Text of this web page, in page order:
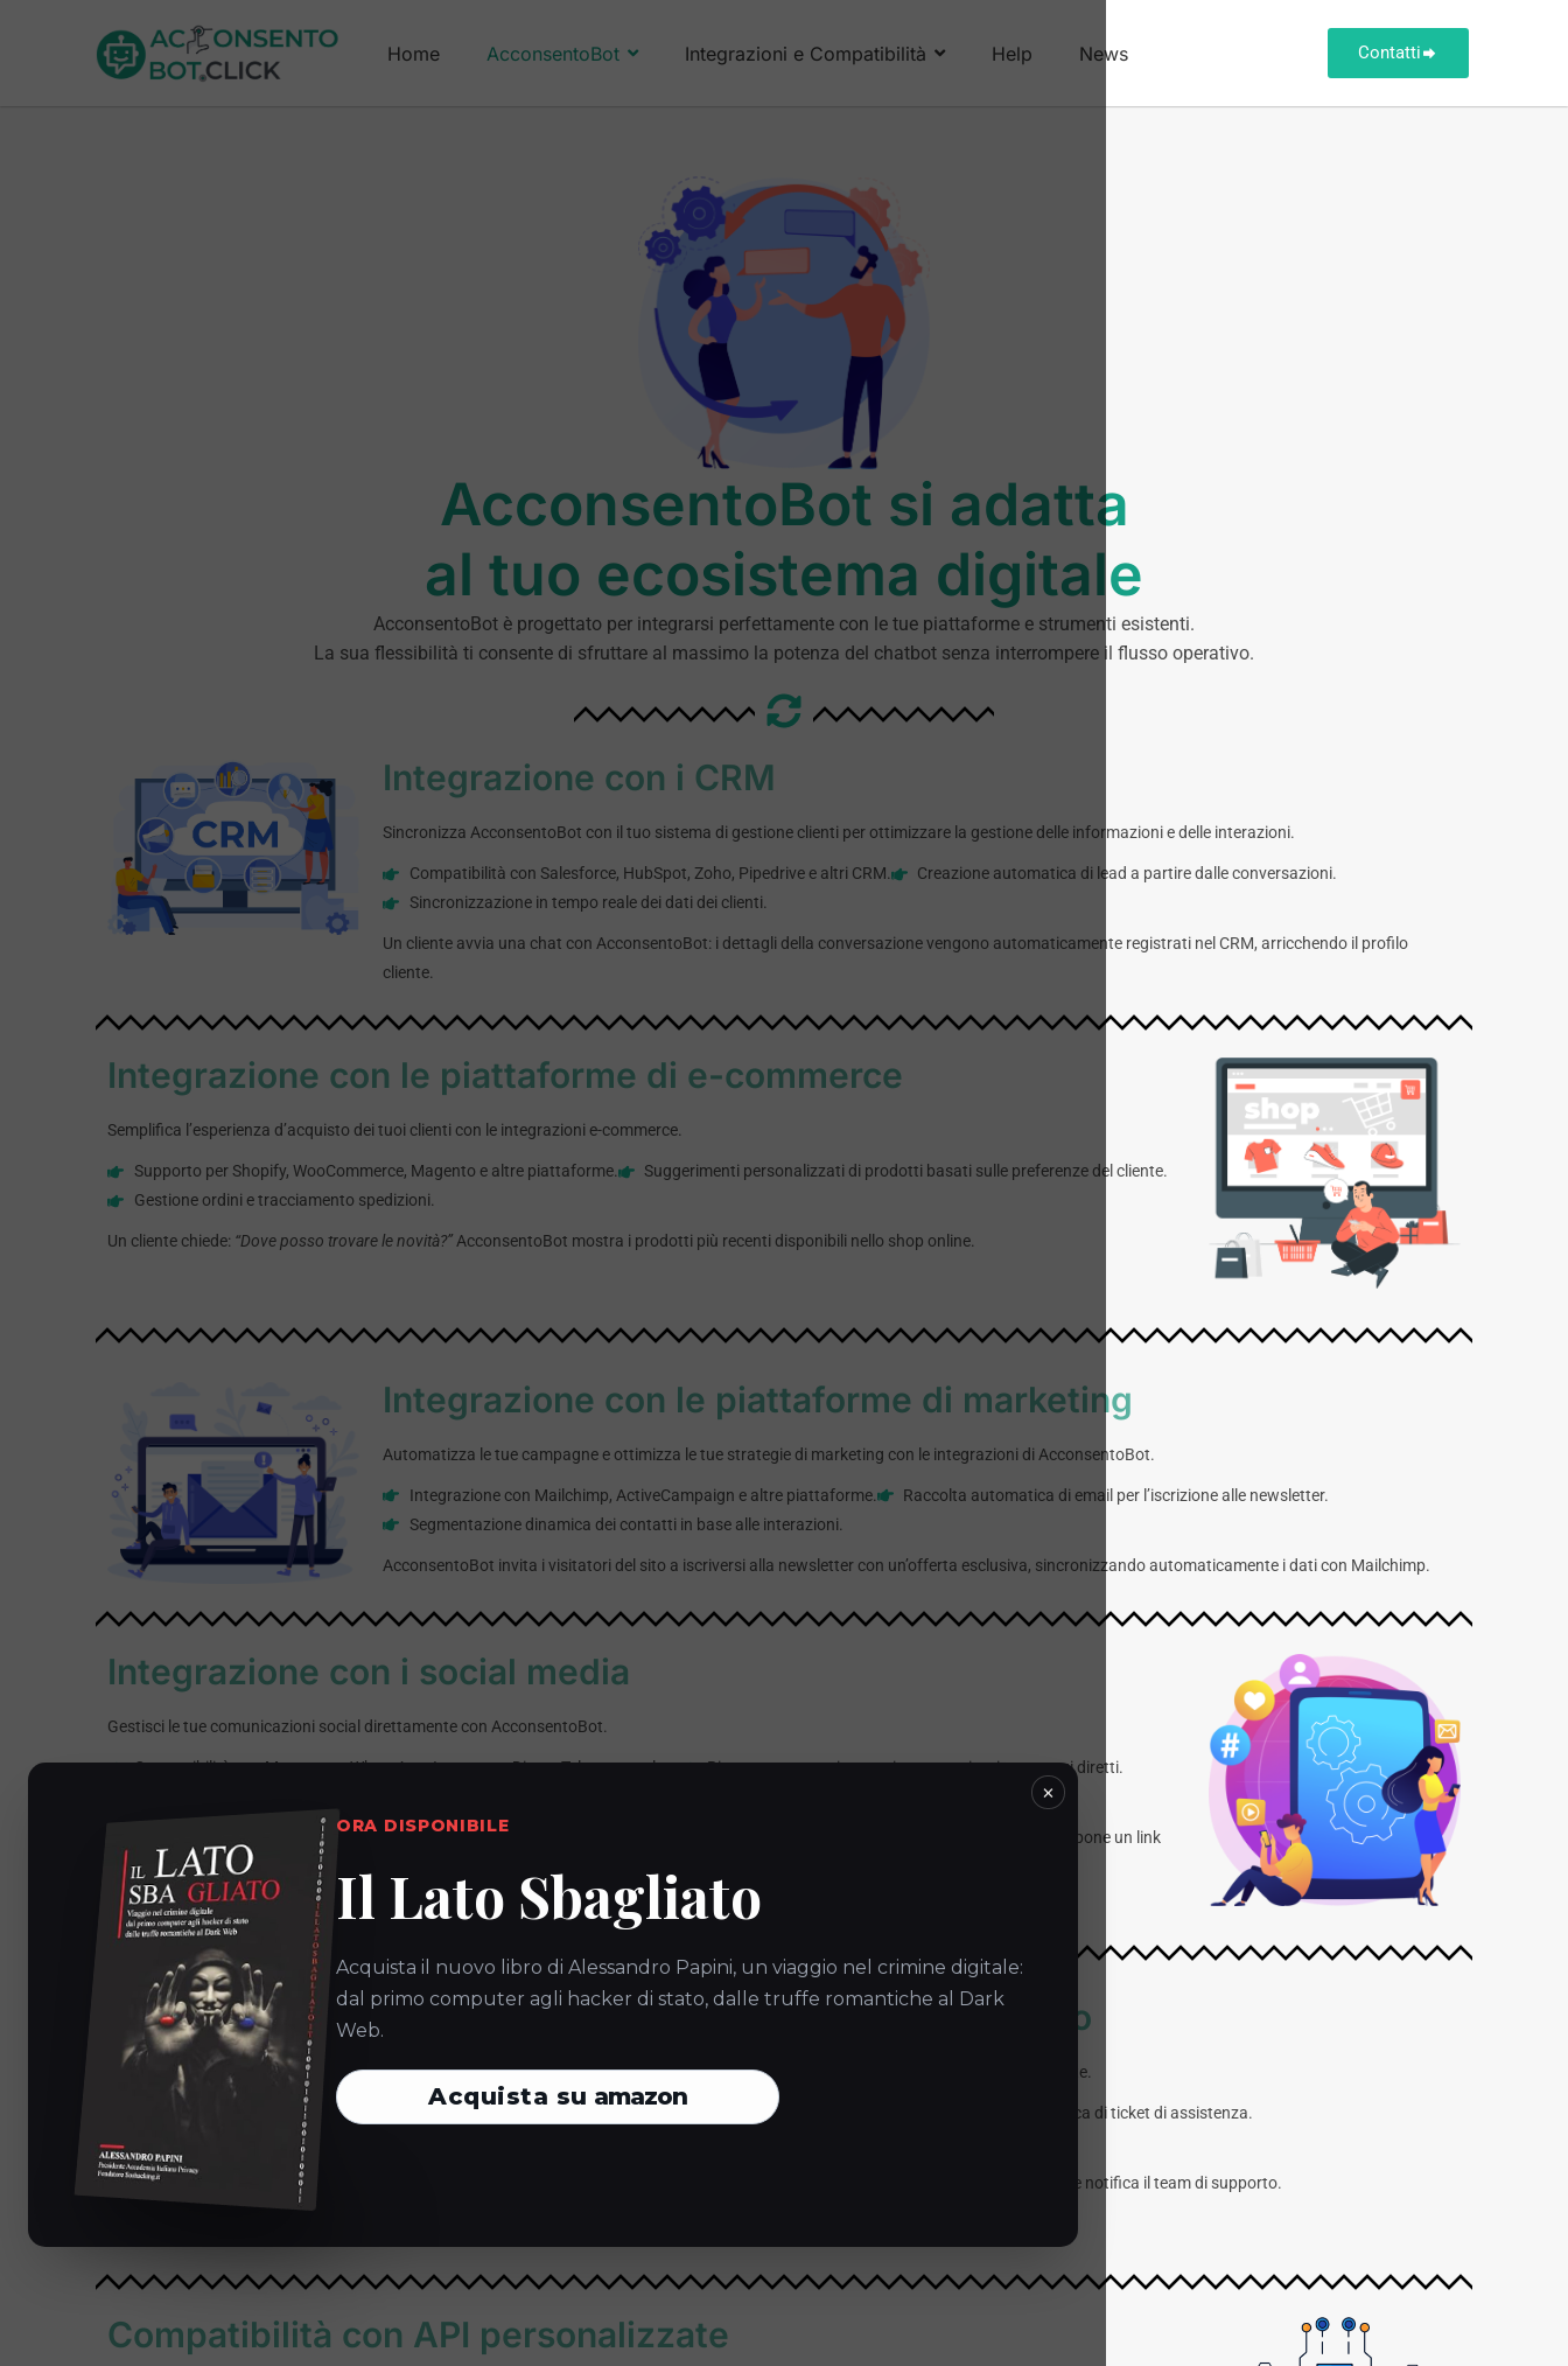
×
ORA DISPONIBILE
Il Lato Sbagliato
Acquista il nuovo libro di Alessandro Papini, un viaggio nel crimine digitale:
dal primo computer agli hacker di stato, dalle truffe romantiche al Dark
Web.
Acquista su amazon
Home AcconsentoBot Integrazioni e Compatibilità Help News Contatti
AcconsentoBot si adatta
al tuo ecosistema digitale
AcconsentoBot è progettato per integrarsi perfettamente con le tue piattaforme e strumenti esistenti.
La sua flessibilità ti consente di sfruttare al massimo la potenza del chatbot senza interrompere il flusso operativo.
Integrazione con i CRM
Sincronizza AcconsentoBot con il tuo sistema di gestione clienti per ottimizzare la gestione delle informazioni e delle interazioni.
Compatibilità con Salesforce, HubSpot, Zoho, Pipedrive e altri CRM.
Creazione automatica di lead a partire dalle conversazioni.
Sincronizzazione in tempo reale dei dati dei clienti.
Un cliente avvia una chat con AcconsentoBot: i dettagli della conversazione vengono automaticamente registrati nel CRM, arricchendo il profilo
cliente.
Integrazione con le piattaforme di e-commerce
Semplifica l’esperienza d’acquisto dei tuoi clienti con le integrazioni e-commerce.
Supporto per Shopify, WooCommerce, Magento e altre piattaforme.
Suggerimenti personalizzati di prodotti basati sulle preferenze del cliente.
Gestione ordini e tracciamento spedizioni.
Un cliente chiede: “Dove posso trovare le novità?” AcconsentoBot mostra i prodotti più recenti disponibili nello shop online.
Integrazione con le piattaforme di marketing
Automatizza le tue campagne e ottimizza le tue strategie di marketing con le integrazioni di AcconsentoBot.
Integrazione con Mailchimp, ActiveCampaign e altre piattaforme.
Raccolta automatica di email per l’iscrizione alle newsletter.
Segmentazione dinamica dei contatti in base alle interazioni.
AcconsentoBot invita i visitatori del sito a iscriversi alla newsletter con un’offerta esclusiva, sincronizzando automaticamente i dati con Mailchimp.
Integrazione con i social media
Gestisci le tue comunicazioni social direttamente con AcconsentoBot.
Compatibilità con Messenger, WhatsApp, Instagram Direct, Telegram e altro.
Risposte automatizzate ai commenti e ai messaggi diretti.
Un utente invia un messaggio su Instagram per chiedere informazioni su un prodotto: AcconsentoBot risponde automaticamente e propone un link
per l’acquisto diretto.
Integrazione con gli strumenti di supporto
Collega AcconsentoBot con le tue piattaforme di supporto clienti per migliorare l’esperienza utente.
Integrazione con Zendesk, Freshdesk e altre piattaforme di supporto.
Creazione automatica di ticket di assistenza.
Un cliente chiede assistenza per un prodotto difettoso: AcconsentoBot crea un ticket in Zendesk e notifica il team di supporto.
Compatibilità con API personalizzate